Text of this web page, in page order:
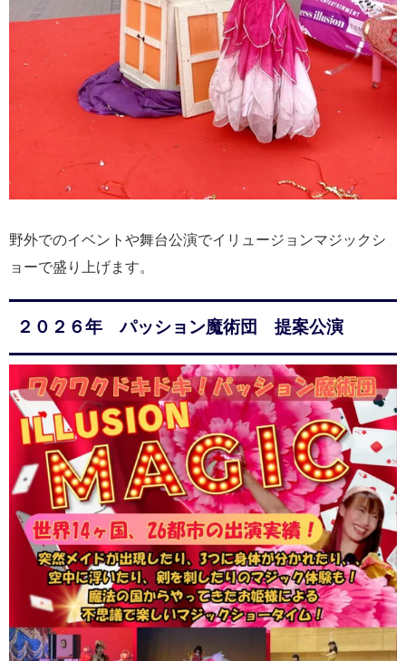
野外でのイベントや舞台公演でイリュージョンマジックシ
ョーで盛り上げます。
２０２６年 パッション魔術団 提案公演